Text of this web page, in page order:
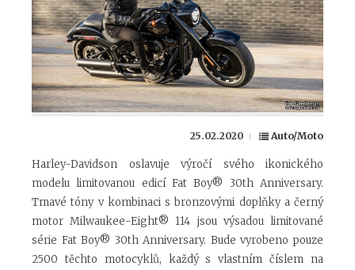
25.02.2020 Auto/Moto
Harley-Davidson oslavuje výročí svého ikonického
modelu limitovanou edicí Fat Boy® 30th Anniversary.
Tmavé tóny v kombinaci s bronzovými doplňky a černý
motor Milwaukee-Eight® 114 jsou výsadou limitované
série Fat Boy® 30th Anniversary. Bude vyrobeno pouze
2500 těchto motocyklů, každý s vlastním číslem na